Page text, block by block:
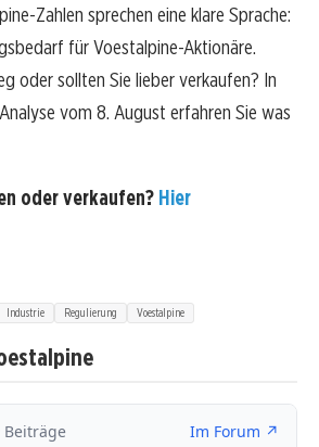
Zahlen sprechen eine klare Sprache:
für Voestalpine-Aktionäre.
oder sollten Sie lieber verkaufen? In
vom 8. August erfahren Sie was
oder verkaufen? Hier
Industrie Regulierung Voestalpine